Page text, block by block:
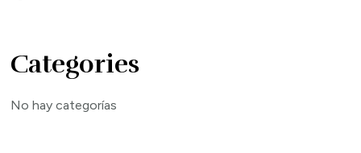
Categories
No hay categorías